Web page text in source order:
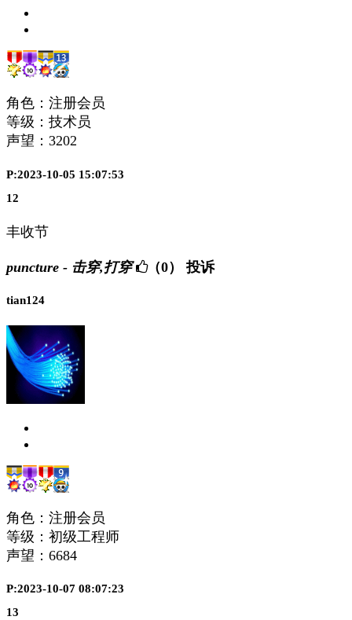
角色：注册会员
等级：技术员
声望： 3202
P:2023-10-05 15:07:53
12
丰收节
puncture - 击穿,打穿 （0） 投诉
tian124
角色：注册会员
等级：初级工程师
声望： 6684
P:2023-10-07 08:07:23
13